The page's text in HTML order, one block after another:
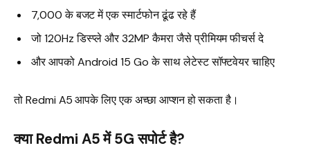
₹7,000 के बजट में एक स्मार्टफोन ढूंढ रहे हैं
जो 120Hz डिस्प्ले और 32MP कैमरा जैसे प्रीमियम फीचर्स दे
और आपको Android 15 Go के साथ लेटेस्ट सॉफ्टवेयर चाहिए
तो Redmi A5 आपके लिए एक अच्छा आप्शन हो सकता है।
क्या Redmi A5 में 5G सपोर्ट है?